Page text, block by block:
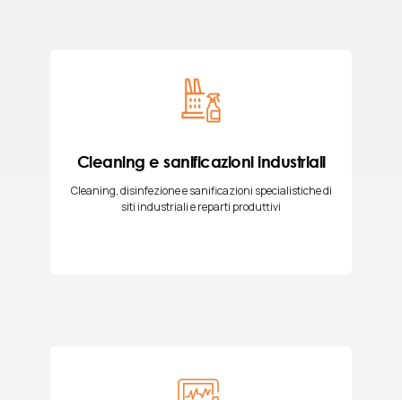
Cleaning e sanificazioni industriali
Cleaning, disinfezione e sanificazioni specialistiche di
siti industriali e reparti produttivi